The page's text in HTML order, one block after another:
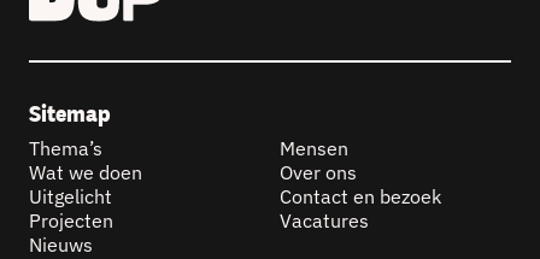
Sitemap
Thema’s
Wat we doen
Uitgelicht
Projecten
Nieuws
Mensen
Over ons
Contact en bezoek
Vacatures